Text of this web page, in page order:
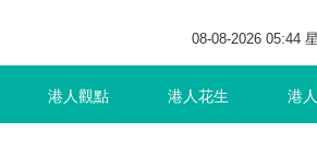
08-08-2026 05:44
港人觀點 港人花生 港